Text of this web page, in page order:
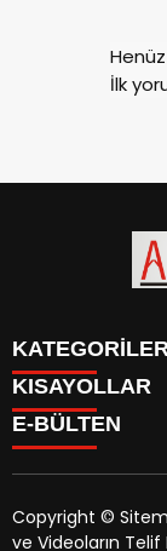
İlk
KATEGORİLER
SİYASET
EĞİTİM
MAGAZİN
MANŞETLER
KISAYOLLAR
SİYASET
EĞİTİM
KÜLTÜR SANAT
E-BÜLTEN
Copyright ©
ve Videoların Telif